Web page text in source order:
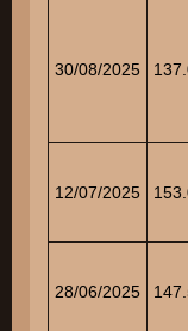
30/08/2025
12/07/2025
28/06/2025